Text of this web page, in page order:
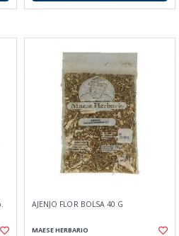
AJENJO FLOR BOLSA 40 G
MAESE HERBARIO